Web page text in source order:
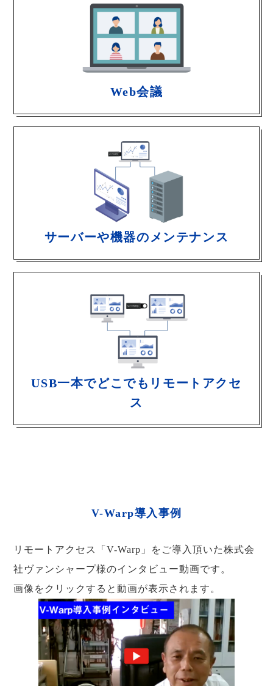
Web会議
サーバーや機器のメンテナンス
USB一本でどこでもリモートアクセ
ス
V-Warp導入事例
リモートアクセス「V-Warp」をご導入頂いた株式会
社ヴァンシャープ様のインタビュー動画です。
画像をクリックすると動画が表示されます。